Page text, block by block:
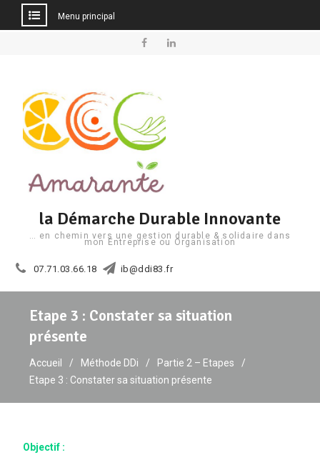
Menu principal
la Démarche Durable Innovante
… en chemin vers une gestion durable & solidaire dans
mon Entreprise ou Organisation
07.71.03.66.18 ib@ddi83.fr
Etape 3 : Constater sa situation
présente
Accueil Méthode DDi
Partie 2 – Etapes
Etape 3 : Constater sa situation présente
Objectif :